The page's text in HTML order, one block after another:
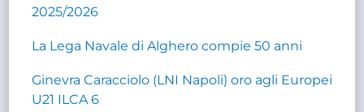
2025/2026
La Lega Navale di Alghero compie 50 anni
Ginevra Caracciolo (LNI Napoli) oro agli Europei
U21 ILCA 6